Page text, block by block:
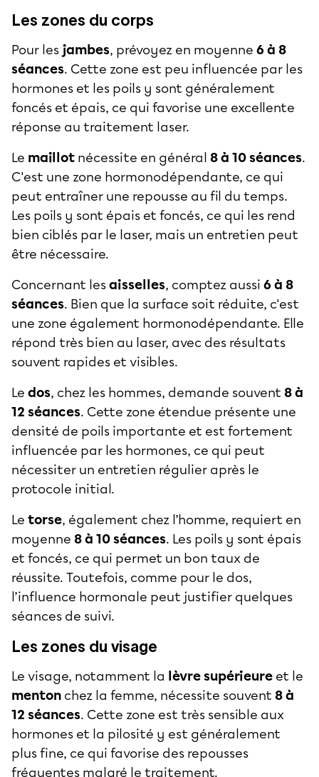
Les zones du corps
Pour les jambes, prévoyez en moyenne 6 à 8
séances. Cette zone est peu influencée par les
hormones et les poils y sont généralement
foncés et épais, ce qui favorise une excellente
réponse au traitement laser.
Le maillot nécessite en général 8 à 10 séances.
C'est une zone hormonodépendante, ce qui
peut entraîner une repousse au fil du temps.
Les poils y sont épais et foncés, ce qui les rend
bien ciblés par le laser, mais un entretien peut
être nécessaire.
Concernant lesaisselles, comptez aussi 6 à 8
séances. Bien que la surface soit réduite, c'est
une zone également hormonodépendante. Elle
répond très bien au laser, avec des résultats
souvent rapides et visibles.
Le dos, chez les hommes, demande souvent 8 à
12 séances. Cette zone étendue présente une
densité de poils importante et est fortement
influencée par les hormones, ce qui peut
nécessiter un entretien régulier après le
protocole initial.
Le torse, également chez l’homme, requiert en
moyenne 8 à 10 séances. Les poils y sont épais
et foncés, ce qui permet un bon taux de
réussite. Toutefois, comme pour le dos,
l’influence hormonale peut justifier quelques
séances de suivi.
Les zones du visage
Le visage, notamment la lèvre supérieure et le
menton chez la femme, nécessite souvent 8 à
12 séances. Cette zone est très sensible aux
hormones et la pilosité y est généralement
plus fine, ce qui favorise des repousses
fréquentes malgré le traitement.